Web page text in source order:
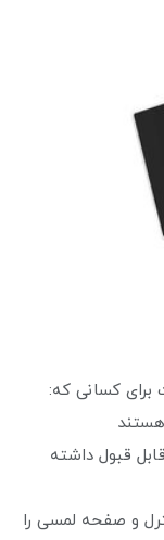
کسانی که:
هستند
قبول داشته
و صفحه لمسی را